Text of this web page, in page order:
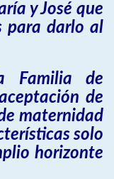
y José que
para darlo al
Familia de
de
maternidad
solo
horizonte